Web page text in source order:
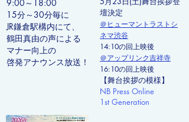
9:00～18:00
15分～30分毎に
JR鎌倉駅構内にて、
鶴田真由の声による
マナー向上の
啓発アナウンス放送！
壇決定
＠ヒューマントラストシ
ネマ渋谷
14:10の回上映後
＠アップリンク吉祥寺
16:10の回上映後
【舞台挨拶の模様】
NB Press Online
1st Generation